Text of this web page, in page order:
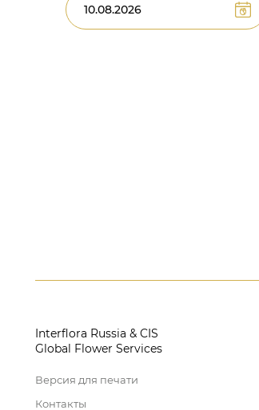
Interflora Russia & CIS
Global Flower Services
Версия для печати
Контакты